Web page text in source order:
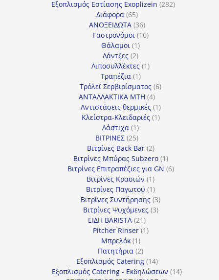
προϊόντα
Εξοπλισμός Εστίασης Exoplizein 282282
Διάφορα 6565
προϊόντα
ΑΝΟΞΕΙΔΩΤΑ 3636
προϊόντα
Γαστρονόμοι 1616
Θάλαμοι 11
προϊόν
Λάντζες 22
προϊόντα
Λιποσυλλέκτες 11
Τραπέζια 11
προϊόν
Τρόλεϊ Σερβιρίσματος 66
ΑΝΤΑΛΛΑΚΤΙΚΑ MTH 44
προϊόντα
Αντιστάσεις θερμικές 11
προϊόν
Κλείστρα-Κλειδαριές 11
Λάστιχα 11
προϊόν
ΒΙΤΡΙΝΕΣ 2525
προϊόντα
Βιτρίνες Back Bar 22
προϊόντα
Βιτρίνες Mπύρας Subzero 11
προϊόν
Βιτρίνες Επιτραπέζιες για GN 66
Βιτρίνες Κρασιών 11
προϊόν
Βιτρίνες Παγωτού 11
προϊόν
Βιτρίνες Συντήρησης 33
προϊόντα
Βιτρίνες Ψυχόμενες 33
ΕΙΔΗ BARISTA 2121
προϊόντα
Pitcher Rinser 11
Μπρελόκ 11
προϊόν
Πατητήρια 22
προϊόντα
Εξοπλισμός Catering 1414
προϊόντα
Εξοπλισμός Catering - Εκδηλώσεων 1414